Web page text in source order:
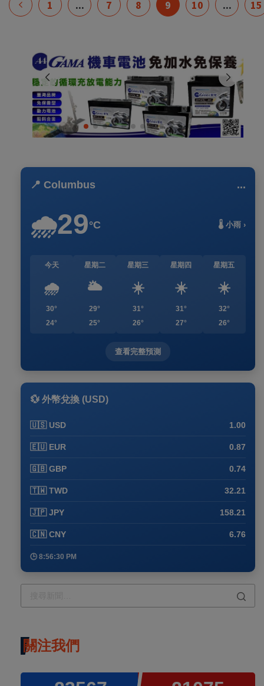
1 ... 7 8 9 10 ... 15
📍 Columbus ...
🌧️29°C 🌡️ 小雨 ›
今天
🌧️
30°
24°
星期二
🌥️
29°
25°
星期三
☀️
31°
26°
星期四
☀️
31°
27°
星期五
☀️
32°
26°
查看完整預測
💱 外幣兌換 (USD)
🇺🇸 USD 1.00
🇪🇺 EUR 0.87
🇬🇧 GBP 0.74
🇹🇼 TWD 32.21
🇯🇵 JPY 158.21
🇨🇳 CNY 6.76
🕒 8:56:30 PM
關注我們